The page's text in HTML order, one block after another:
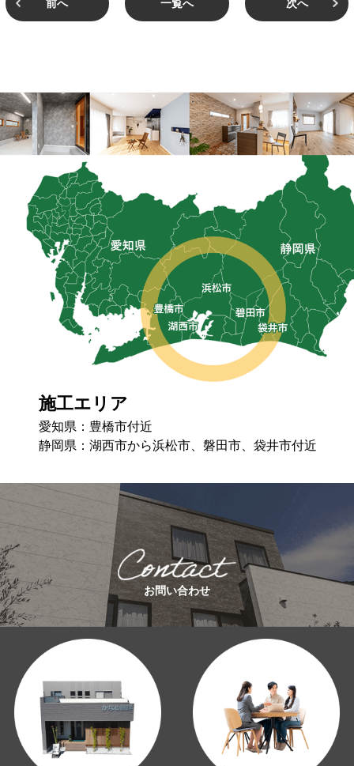
前へ 一覧へ 次へ
施工エリア
愛知県：豊橋市付近
静岡県：湖⻄市から浜松市、磐⽥市、袋井市付近
お問い合わせ